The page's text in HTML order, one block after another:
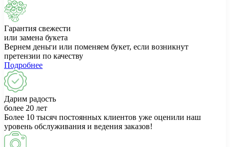
Гарантия свежести
или замена букета
Вернем деньги или поменяем букет, если возникнут
претензии по качеству
Подробнее
Дарим радость
более 20 лет
Более 10 тысяч постоянных клиентов уже оценили наш
уровень обслуживания и ведения заказов!